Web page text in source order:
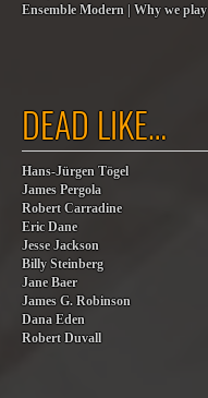
Ensemble Modern | Why we play
DEAD LIKE…
Hans-Jürgen Tögel
James Pergola
Robert Carradine
Eric Dane
Jesse Jackson
Billy Steinberg
Jane Baer
James G. Robinson
Dana Eden
Robert Duvall